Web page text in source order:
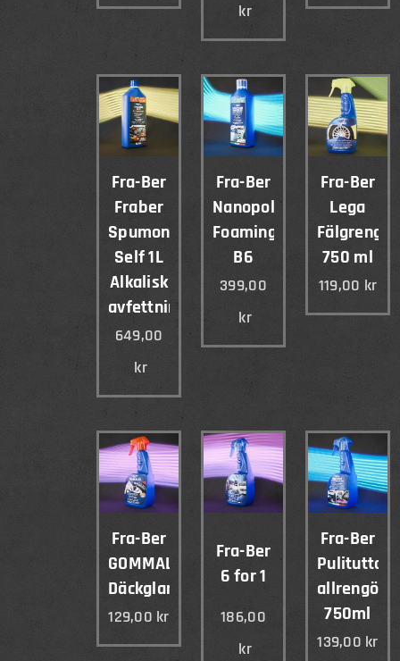
kr
Fra-Ber
Fraber
Spumone
Self 1L
Alkalisk
avfettning
649,00
kr
Fra-Ber
Nanopolish
Foaming
B6
399,00
kr
Fra-Ber
Lega
750 ml
119,00 kr
Fra-Ber
GOMMALUX
Däckglans
129,00 kr
Fra-Ber
6 for 1
186,00
kr
Fra-Ber
Pulitutto
750ml
139,00 kr